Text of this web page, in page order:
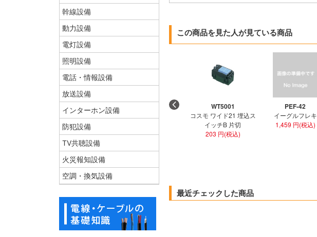
この商品を見た人が見ている商品
WT5001
コスモ ワイド21 埋込ス
イッチB 片切
203 円(税込)
PEF-42
イーグルフレキ
1,459 円(税込)
最近チェックした商品
幹線設備
動力設備
電灯設備
照明設備
電話・情報設備
放送設備
インターホン設備
防犯設備
TV共聴設備
火災報知設備
空調・換気設備